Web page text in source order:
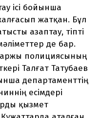
ісі бойынша
жатқан. Бұл
азаптау, тіпті
де бар.
полициясының
Талғат Татубаев
департаменттің
есімдері
қызмет